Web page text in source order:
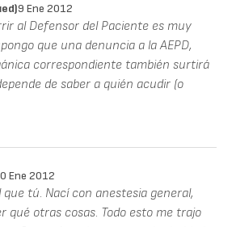
9 Ene 2012
al Defensor del Paciente es muy
que una denuncia a la AEPD,
correspondiente también surtirá
de saber a quién acudir (o
Ene 2012
tú. Nací con anestesia general,
qué otras cosas. Todo esto me trajo